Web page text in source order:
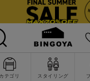
カテゴリ スタイリング